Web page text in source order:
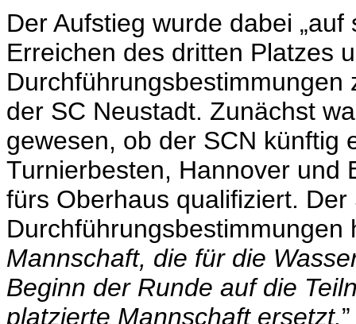
Der Aufstieg wurde dabei
Erreichen des dritten Platzes
der SC Neustadt. Zunächst
gewesen, ob der SCN künftig
Turnierbesten, Hannover und
fürs Oberhaus qualifiziert.
Durchführungsbestimmungen
Mannschaft, die für die
Beginn der Runde auf die
platzierte Mannschaft ersetzt.”